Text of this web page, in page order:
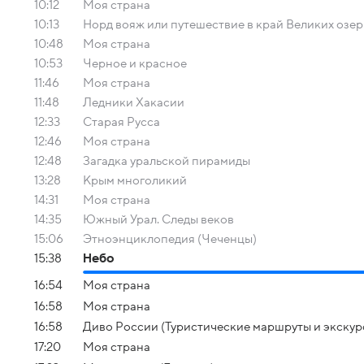
10:12
Моя страна
10:13
Норд вояж или путешествие в край Великих озер
10:48
Моя страна
10:53
Черное и красное
11:46
Моя страна
11:48
Ледники Хакасии
12:33
Старая Русса
12:46
Моя страна
12:48
Загадка уральской пирамиды
13:28
Крым многоликий
14:31
Моя страна
14:35
Южный Урал. Следы веков
15:06
Этноэнциклопедия (Чеченцы)
15:38
Небо
16:54
Моя страна
16:58
Моя страна
16:58
Диво России (Туристические маршруты и
17:20
Моя страна